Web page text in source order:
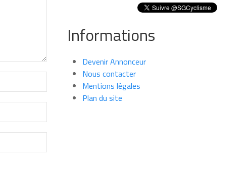
Informations
Devenir Annonceur
Nous contacter
Mentions légales
Plan du site